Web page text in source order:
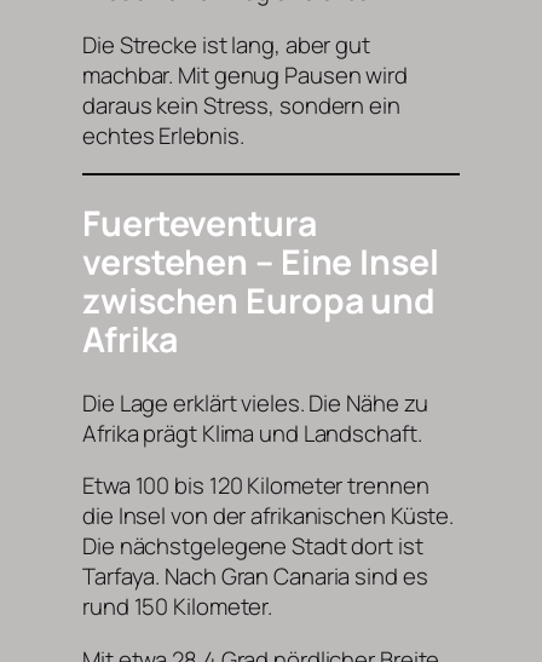
Die Strecke ist lang, aber gut
machbar. Mit genug Pausen wird
daraus kein Stress, sondern ein
echtes Erlebnis.
Fuerteventura
verstehen – Eine Insel
zwischen Europa und
Afrika
Die Lage erklärt vieles. Die Nähe zu
Afrika prägt Klima und Landschaft.
Etwa 100 bis 120 Kilometer trennen
die Insel von der afrikanischen Küste.
Die nächstgelegene Stadt dort ist
Tarfaya. Nach Gran Canaria sind es
rund 150 Kilometer.